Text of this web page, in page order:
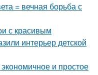
= вечная борьба с
с красивым
интерьер детской
и простое